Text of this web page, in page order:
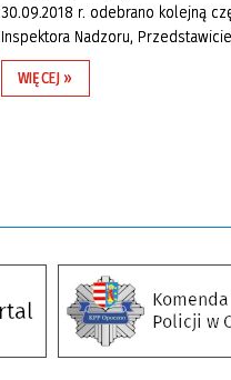
30.09.2018 r. odebrano kolejną
Inspektora Nadzoru,
WIĘCEJ »